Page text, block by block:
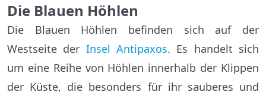
Die Blauen Höhlen
Die Blauen Höhlen befinden sich auf der
Westseite der Insel Antipaxos. Es handelt sich
um eine Reihe von Höhlen innerhalb der Klippen
der Küste, die besonders für ihr sauberes und